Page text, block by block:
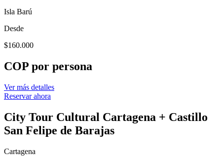
Isla Barú
Desde
$160.000
COP por persona
Ver más detalles
Reservar ahora
City Tour Cultural Cartagena + Castillo
San Felipe de Barajas
Cartagena